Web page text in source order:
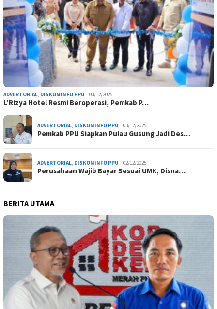
ADVERTORIAL, DISKOMINFO PPU 03/12/2025
L’Rizya Hotel Resmi Beroperasi, Pemkab P…
ADVERTORIAL, DISKOMINFO PPU 03/12/2025
Pemkab PPU Siapkan Pulau Gusung Jadi Des…
ADVERTORIAL, DISKOMINFO PPU 02/12/2025
Perusahaan Wajib Bayar Sesuai UMK, Disna…
BERITA UTAMA